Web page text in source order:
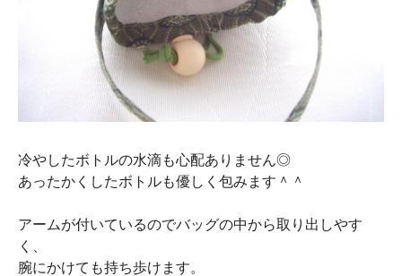
冷やしたボトルの水滴も心配ありません◎
あったかくしたボトルも優しく包みます＾＾
アームが付いているのでバッグの中から取り出しやす
く、
腕にかけても持ち歩けます。